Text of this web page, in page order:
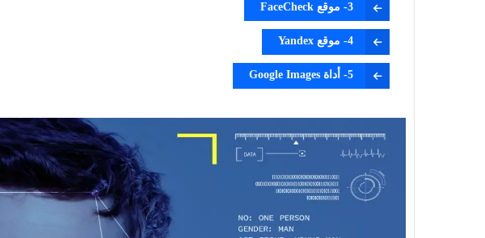
3- موقع FaceCheck
4- موقع Yandex
5- أداة Google Images